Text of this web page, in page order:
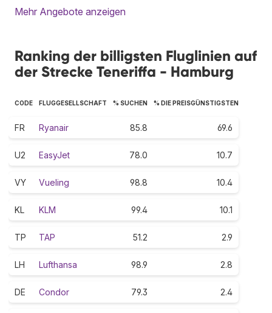
Mehr Angebote anzeigen
Ranking der billigsten Fluglinien auf
der Strecke Teneriffa - Hamburg
CODE FLUGGESELLSCHAFT % SUCHEN % DIE PREISGÜNSTIGSTEN
FR Ryanair 85.8 69.6
U2 EasyJet 78.0 10.7
VY Vueling 98.8 10.4
KL KLM 99.4 10.1
TP TAP 51.2 2.9
LH Lufthansa 98.9 2.8
DE Condor 79.3 2.4